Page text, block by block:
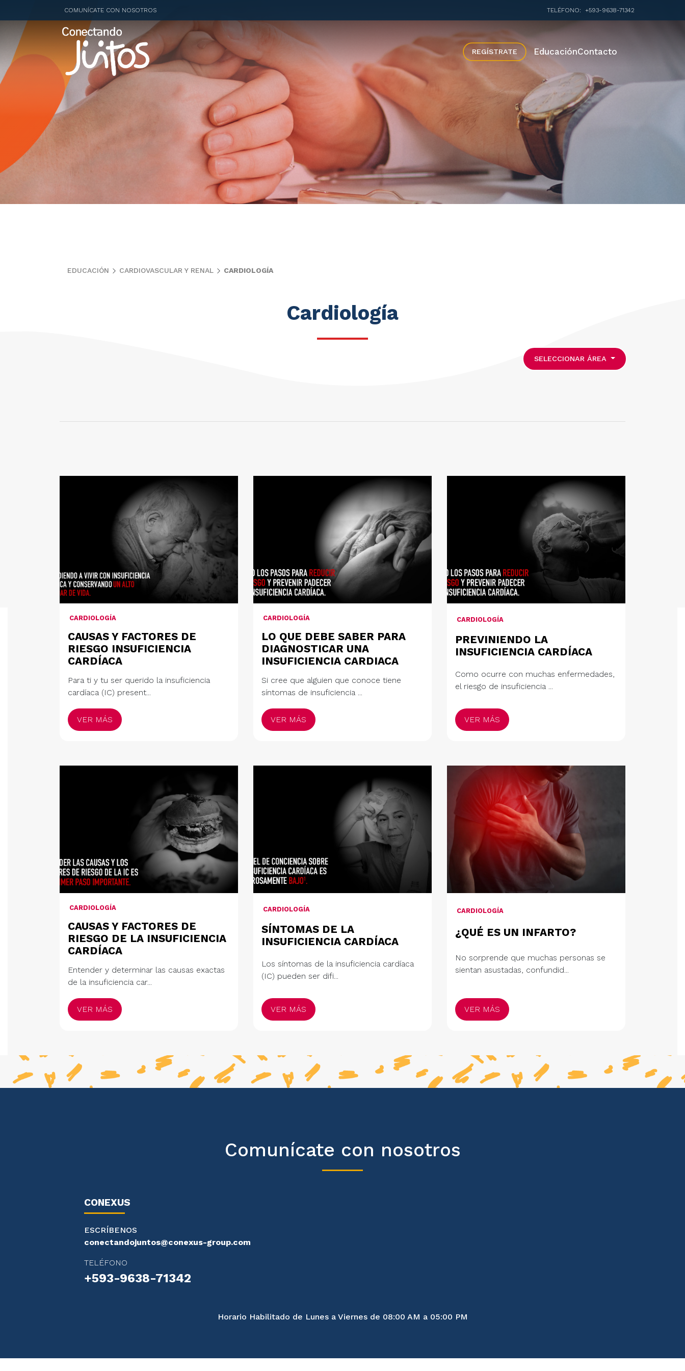
COMUNÍCATE CON NOSOTROS TELÉFONO: +593-9638-71342
REGÍSTRATE EducaciónContacto
EDUCACIÓN CARDIOVASCULAR Y RENAL CARDIOLOGÍA
Cardiología
SELECCIONAR ÁREA
CARDIOLOGÍA
CAUSAS Y FACTORES DE
RIESGO INSUFICIENCIA
CARDÍACA
Para ti y tu ser querido la insuficiencia
cardíaca (IC) present...
VER MÁS
CARDIOLOGÍA
LO QUE DEBE SABER PARA
DIAGNOSTICAR UNA
INSUFICIENCIA CARDIACA
Si cree que alguien que conoce tiene
síntomas de insuficiencia ...
VER MÁS
CARDIOLOGÍA
PREVINIENDO LA
INSUFICIENCIA CARDÍACA
Como ocurre con muchas enfermedades,
el riesgo de insuficiencia ...
VER MÁS
CARDIOLOGÍA
CAUSAS Y FACTORES DE
RIESGO DE LA INSUFICIENCIA
CARDÍACA
Entender y determinar las causas exactas
de la insuficiencia car...
VER MÁS
CARDIOLOGÍA
SÍNTOMAS DE LA
INSUFICIENCIA CARDÍACA
Los síntomas de la insuficiencia cardíaca
(IC) pueden ser difi...
VER MÁS
CARDIOLOGÍA
¿QUÉ ES UN INFARTO?
No sorprende que muchas personas se
sientan asustadas, confundid...
VER MÁS
Comunícate con nosotros
CONEXUS
ESCRÍBENOS
conectandojuntos@conexus-group.com
TELÉFONO
+593-9638-71342
Horario Habilitado de Lunes a Viernes de 08:00 AM a 05:00 PM